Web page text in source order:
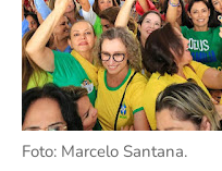
Foto: Marcelo Santana.